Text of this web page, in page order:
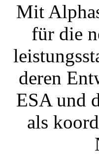
Mit
für die
deren
ESA und
als